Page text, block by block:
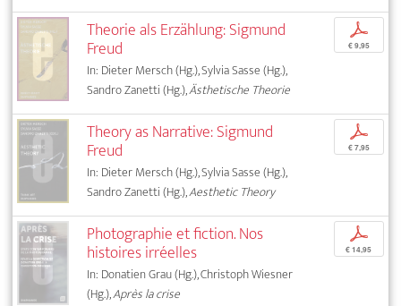
Theorie als Erzählung: Sigmund
Freud
In: Dieter Mersch (Hg.), Sylvia Sasse (Hg.),
Sandro Zanetti (Hg.),Ästhetische Theorie
p
€ 9,95
Theory as Narrative: Sigmund
Freud
In: Dieter Mersch (Hg.), Sylvia Sasse (Hg.),
Sandro Zanetti (Hg.),Aesthetic Theory
p
€ 7,95
Photographie et fiction. Nos
histoires irréelles
In: Donatien Grau (Hg.), Christoph Wiesner
(Hg.),Après la crise
p
€ 14,95